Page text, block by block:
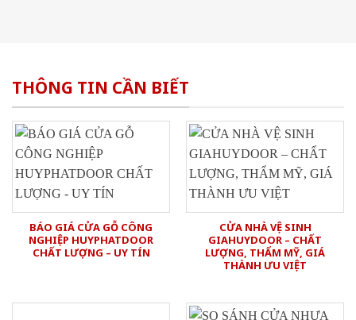
THÔNG TIN CẦN BIẾT
BÁO GIÁ CỬA GỖ CÔNG
NGHIỆP HUYPHATDOOR
CHẤT LƯỢNG – UY TÍN
CỬA NHÀ VỆ SINH
GIAHUYDOOR – CHẤT
LƯỢNG, THẨM MỸ, GIÁ
THÀNH ƯU VIỆT